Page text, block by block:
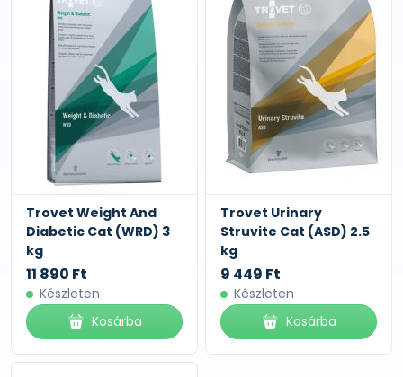
Trovet Weight And
Diabetic Cat (WRD) 3
kg
11 890 Ft
Készleten
Kosárba
Trovet Urinary
Struvite Cat (ASD) 2.5
kg
9 449 Ft
Készleten
Kosárba